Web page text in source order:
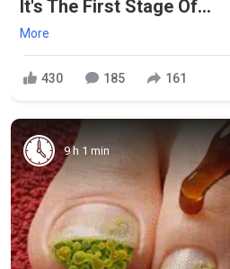
It's The First Stage Of...
More
430 185 161
9 h 1 min